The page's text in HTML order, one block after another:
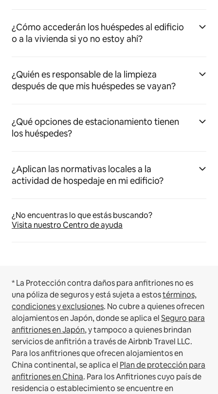
¿Cómo accederán los huéspedes al edificio
o a la vivienda si yo no estoy ahí?
¿Quién es responsable de la limpieza
después de que mis huéspedes se vayan?
¿Qué opciones de estacionamiento tienen
los huéspedes?
¿Aplican las normativas locales a la
actividad de hospedaje en mi edificio?
¿No encuentras lo que estás buscando?
Visita nuestro Centro de ayuda
* La Protección contra daños para anfitriones no es
una póliza de seguros y está sujeta a estostérminos,
condiciones y exclusiones. No cubre a quienes ofrecen
alojamientos en Japón, donde se aplica elSeguro para
anfitriones en Japón, y tampoco a quienes brindan
servicios de anfitrión a través de Airbnb Travel LLC.
Para los anfitriones que ofrecen alojamientos en
China continental, se aplica el Plan de protección para
anfitriones en China. Para los Anfitriones cuyo país de
residencia o establecimiento se encuentre en